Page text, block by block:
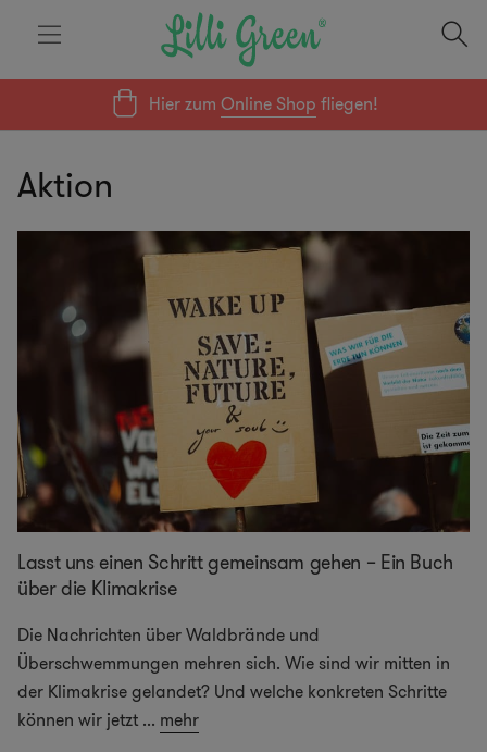
Hier zumOnline Shop fliegen!
Aktion
Lasst uns einen Schritt gemeinsam gehen – Ein Buch
über die Klimakrise
Die Nachrichten über Waldbrände und
Überschwemmungen mehren sich. Wie sind wir mitten in
der Klimakrise gelandet? Und welche konkreten Schritte
können wir jetzt ... mehr